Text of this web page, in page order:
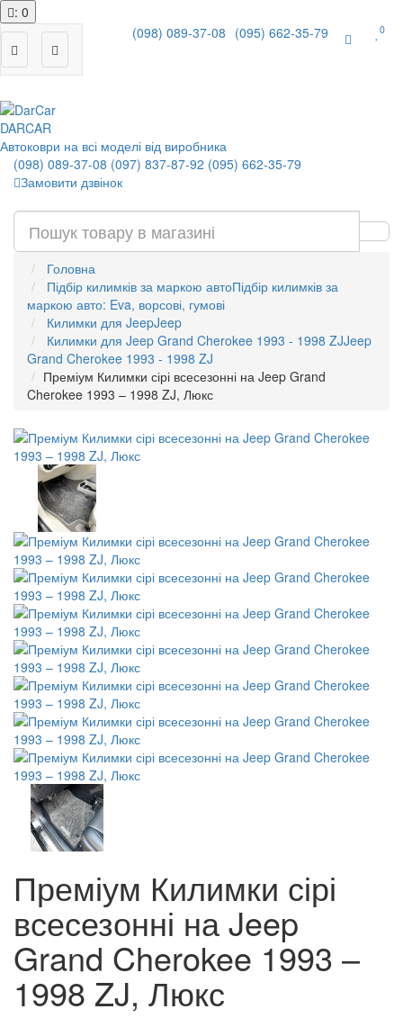
: 0
(098) 089-37-08 (095) 662-35-79 0
DARCAR
Автоковри на всі моделі від виробника
(098) 089-37-08 (097) 837-87-92 (095) 662-35-79
Замовити дзвінок
Головна
Підбір килимків за маркою автоПідбір килимків за
маркою авто: Eva, ворсові, гумові
Килимки для JeepJeep
Килимки для Jeep Grand Cherokee 1993 - 1998 ZJJeep
Grand Cherokee 1993 - 1998 ZJ
Преміум Килимки сірі всесезонні на Jeep Grand
Cherokee 1993 – 1998 ZJ, Люкс
Преміум Килимки сірі
всесезонні на Jeep
Grand Cherokee 1993 –
1998 ZJ, Люкс